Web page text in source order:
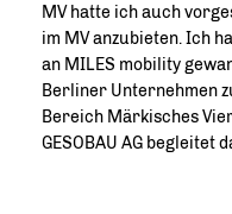
MV hatte ich auch
im MV anzubieten. Ich
an MILES mobility
Berliner Unternehmen
Bereich Märkisches
GESOBAU AG begleitet